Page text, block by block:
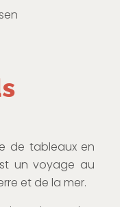
de tableaux en
un voyage au
et de la mer.